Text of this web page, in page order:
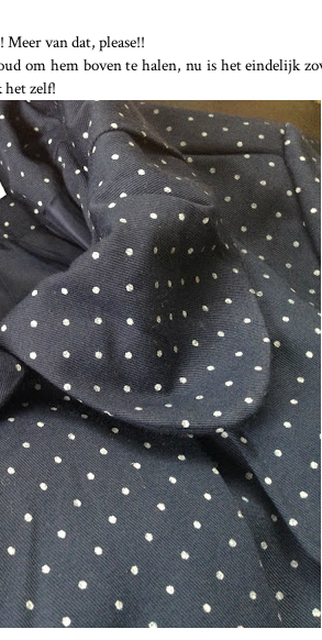
van dat, please!!
om hem boven te halen, nu is het eindelijk
zelf!